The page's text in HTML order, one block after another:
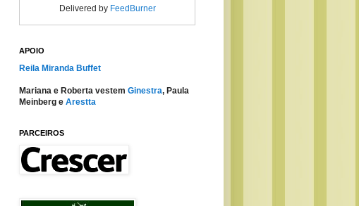
Delivered by FeedBurner
APOIO
Reila Miranda Buffet
Mariana e Roberta vestem Ginestra, Paula
Meinberg e Arestta
PARCEIROS